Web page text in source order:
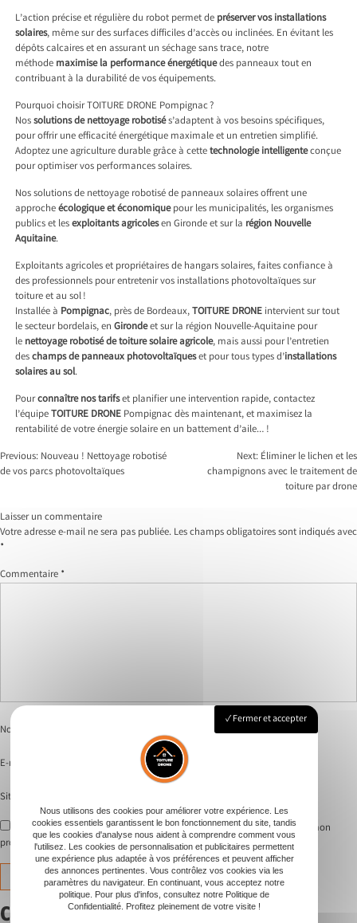
L’action précise et régulière du robot permet de préserver vos installations
solaires, même sur des surfaces difficiles d’accès ou inclinées. En évitant les
dépôts calcaires et en assurant un séchage sans trace, notre
méthode maximise la performance énergétiquedes panneaux tout en
contribuant à la durabilité de vos équipements.
Pourquoi choisir TOITURE DRONE Pompignac ?
Nossolutions de nettoyage robotisés’adaptent à vos besoins spécifiques,
pour offrir une efficacité énergétique maximale et un entretien simplifié.
Adoptez une agriculture durable grâce à cettetechnologie intelligenteconçue
pour optimiser vos performances solaires.
Nos solutions de nettoyage robotisé de panneaux solaires offrent une
approcheécologique et économiquepour les municipalités, les organismes
publics et lesexploitants agricolesen Gironde et sur la région Nouvelle
Aquitaine.
Exploitants agricoles et propriétaires de hangars solaires, faites confiance à
des professionnels pour entretenir vos installations photovoltaïques sur
toiture et au sol !
Installée à Pompignac, près de Bordeaux,TOITURE DRONE intervient sur tout
le secteur bordelais, enGirondeet sur la région Nouvelle-Aquitaine pour
le nettoyage robotisé de toiture solaire agricole, mais aussi pour l’entretien
deschamps de panneaux photovoltaïqueset pour tous types d’installations
solaires au sol.
Pourconnaître nos tarifset planifier une intervention rapide, contactez
l’équipeTOITURE DRONE Pompignac dès maintenant, et maximisez la
rentabilité de votre énergie solaire en un battement d’aile… !
Navigation
de
Previous: Nouveau ! Nettoyage robotisé
de vos parcs photovoltaïques
Next: Éliminer le lichen et les
champignons avec le traitement de
toiture par drone
Laisser un commentaire
Votre adresse e-mail ne sera pas publiée. Les champs obligatoires sont indiqués avec
*
Commentaire *
Nom
E-mail
Site web
Enregistrer mon nom, mon e-mail et mon site dans le navigateur pour mon
prochain commentaire.
Catégories
Fermer et accepter
Nous utilisons des cookies pour améliorer votre expérience. Les
cookies essentiels garantissent le bon fonctionnement du site, tandis
que les cookies d'analyse nous aident à comprendre comment vous
l'utilisez. Les cookies de personnalisation et publicitaires permettent
une expérience plus adaptée à vos préférences et peuvent afficher
des annonces pertinentes. Vous contrôlez vos cookies via les
paramètres du navigateur. En continuant, vous acceptez notre
politique. Pour plus d'infos, consultez notre Politique de
Confidentialité. Profitez pleinement de votre visite !